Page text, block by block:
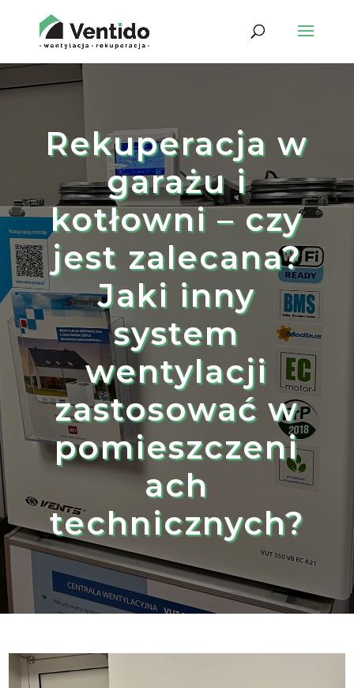
Rekuperacja w
garażu i
kotłowni – czy
jest zalecana?
Jaki inny
system
wentylacji
zastosować w
pomieszczeni
ach
technicznych?